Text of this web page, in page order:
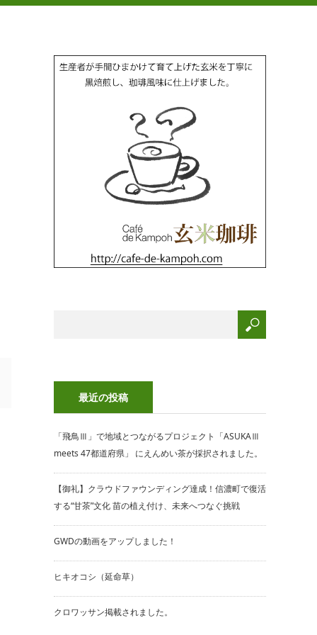
最近の投稿
「飛鳥Ⅲ」で地域とつながるプロジェクト「ASUKAⅢ
meets 47都道府県」 にえんめい茶が採択されました。
【御礼】クラウドファウンディング達成！信濃町で復活
する“甘茶”文化 苗の植え付け、未来へつなぐ挑戦
GWDの動画をアップしました！
ヒキオコシ（延命草）
クロワッサン掲載されました。